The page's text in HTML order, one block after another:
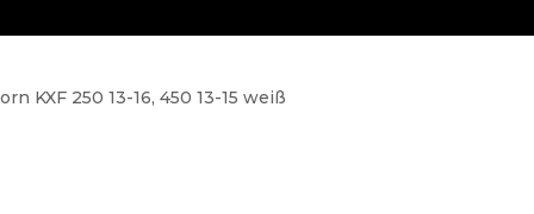
KXF 250 13-16, 450 13-15 weiß